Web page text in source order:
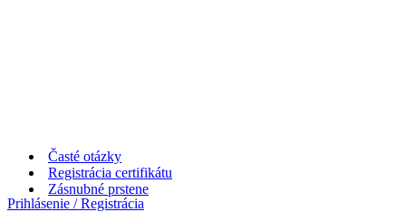
Časté otázky
Registrácia certifikátu
Prihlásenie / Registrácia
Zásnubné prstene